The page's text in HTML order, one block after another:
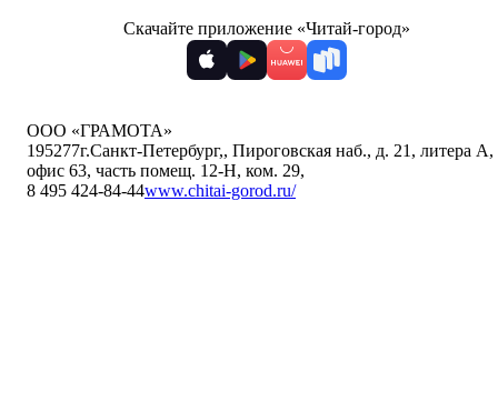
Скачайте приложение «Читай-город»
ООО «ГРАМОТА»
195277г.Санкт-Петербург,, Пироговская наб., д. 21, литера А,
офис 63, часть помещ. 12-Н, ком. 29,
8 495 424-84-44www.chitai-gorod.ru/